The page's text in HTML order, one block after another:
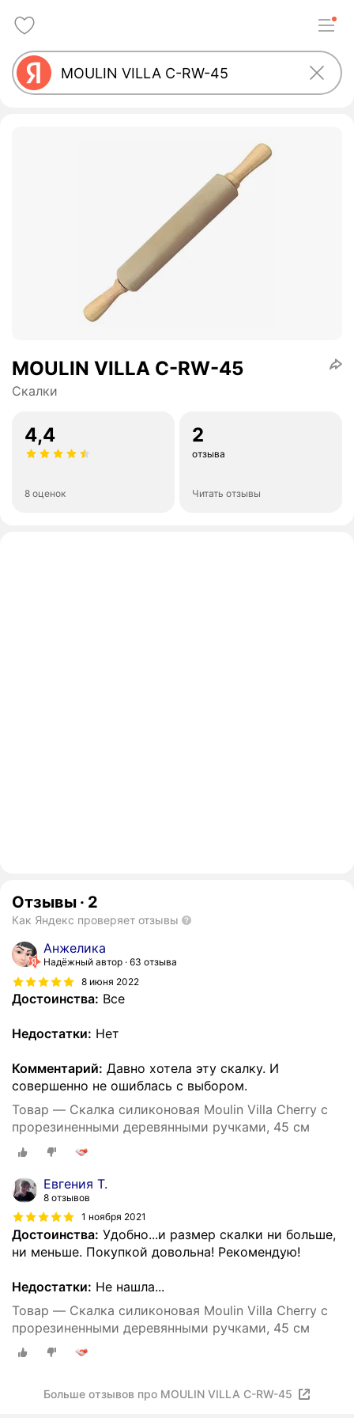
MOULIN VILLA C-RW-45
Скалки
4,4
8 оценок
2
отзыва
Читать отзывы
Отзывы · 2
Как Яндекс проверяет отзывы
Анжелика
Надёжный автор 63 отзыва
8 июня 2022
Достоинства: Все
Недостатки: Нет
Комментарий: Давно хотела эту скалку. И
совершенно не ошиблась с выбором.
Товар — Скалка силиконовая Moulin Villa Cherry с
прорезиненными деревянными ручками, 45 см
Евгения Т.
8 отзывов
1 ноября 2021
Достоинства: Удобно...и размер скалки ни больше,
ни меньше. Покупкой довольна! Рекомендую!
Недостатки: Не нашла...
Товар — Скалка силиконовая Moulin Villa Cherry с
прорезиненными деревянными ручками, 45 см
Больше отзывов про MOULIN VILLA C-RW-45